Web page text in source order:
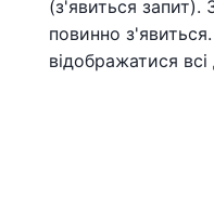
(з'явиться
повинно
відображатися